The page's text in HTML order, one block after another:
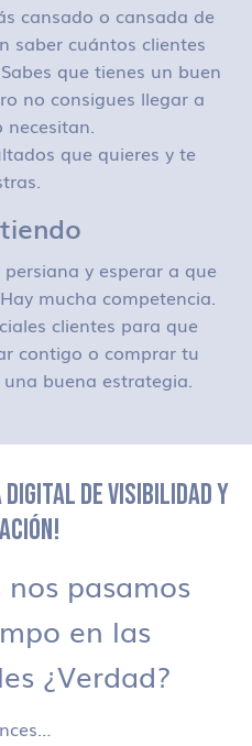
cansado o cansada de
saber cuántos clientes
que tienes un buen
no consigues llegar a
necesitan.
que quieres y te
y esperar a que
mucha competencia.
clientes para que
contigo o comprar tu
buena estrategia.
DE VISIBILIDAD Y
pasamos
en las
¿Verdad?